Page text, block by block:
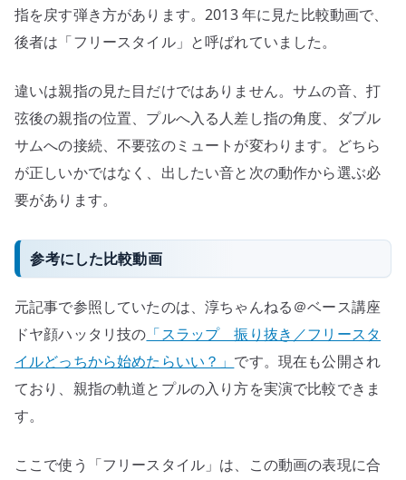
ダ
ブ
サ
の
使
い
分
へ
の
指を戻す弾き方があります。2013 年に見た比較動画で、
後者は「フリースタイル」と呼ばれていました。
違いは親指の見た目だけではありません。サムの音、打
弦後の親指の位置、プルへ入る人差し指の角度、ダブル
サムへの接続、不要弦のミュートが変わります。どちら
が正しいかではなく、出したい音と次の動作から選ぶ必
要があります。
参考にした比較動画
元記事で参照していたのは、淳ちゃんねる＠ベース講座
ドヤ顔ハッタリ技の 「スラップ 振り抜き／フリースタ
イルどっちから始めたらいい？」 です。現在も公開され
ており、親指の軌道とプルの入り方を実演で比較できま
す。
ここで使う「フリースタイル」は、この動画の表現に合